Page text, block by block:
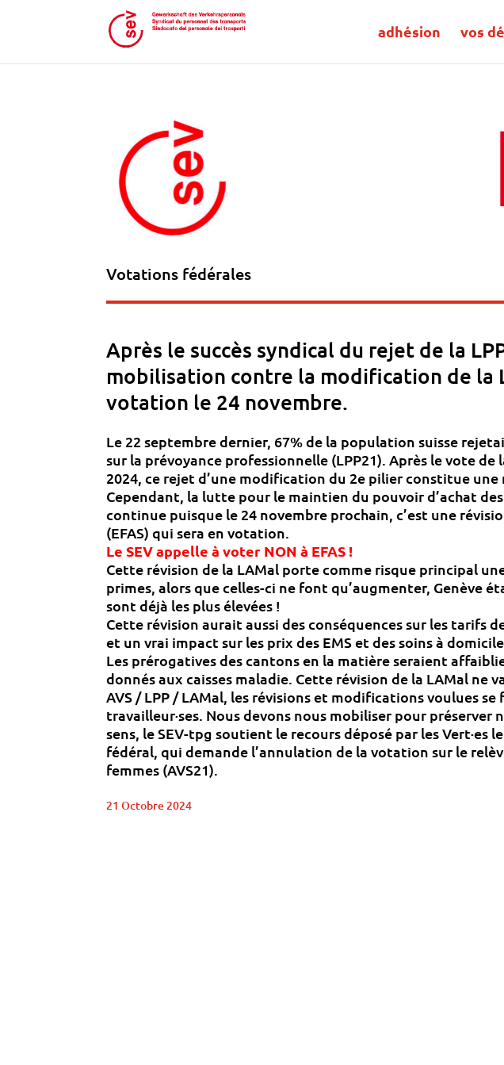
adhésion vos
Votations fédérales
Après le succès syndical du rejet de la
mobilisation contre la modification de la
votation le 24 novembre.
Le 22 septembre dernier, 67% de la population suisse
sur la prévoyance professionnelle (LPP21). Après le vote de
2024, ce rejet d’une modification du 2e pilier constitue
Cependant, la lutte pour le maintien du pouvoir d’achat des
continue puisque le 24 novembre prochain, c’est une
(EFAS) qui sera en votation.
Le SEV appelle à voter NON à EFAS !
Cette révision de la LAMal porte comme risque principal
primes, alors que celles-ci ne font qu’augmenter, Genève
sont déjà les plus élevées !
Cette révision aurait aussi des conséquences sur les tarifs
et un vrai impact sur les prix des EMS et des soins à
Les prérogatives des cantons en la matière seraient
donnés aux caisses maladie. Cette révision de la LAMal ne
AVS / LPP / LAMal, les révisions et modifications voulues se
travailleur·ses. Nous devons nous mobiliser pour préserver
sens, le SEV-tpg soutient le recours déposé par les Vert·es
fédéral, qui demande l’annulation de la votation sur le
femmes (AVS21).
21 Octobre 2024